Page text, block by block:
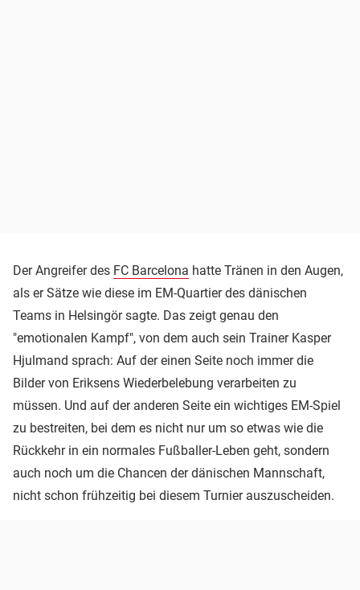
Der Angreifer des FC Barcelona hatte Tränen in den Augen,
als er Sätze wie diese im EM-Quartier des dänischen
Teams in Helsingör sagte. Das zeigt genau den
"emotionalen Kampf", von dem auch sein Trainer Kasper
Hjulmand sprach: Auf der einen Seite noch immer die
Bilder von Eriksens Wiederbelebung verarbeiten zu
müssen. Und auf der anderen Seite ein wichtiges EM-Spiel
zu bestreiten, bei dem es nicht nur um so etwas wie die
Rückkehr in ein normales Fußballer-Leben geht, sondern
auch noch um die Chancen der dänischen Mannschaft,
nicht schon frühzeitig bei diesem Turnier auszuscheiden.